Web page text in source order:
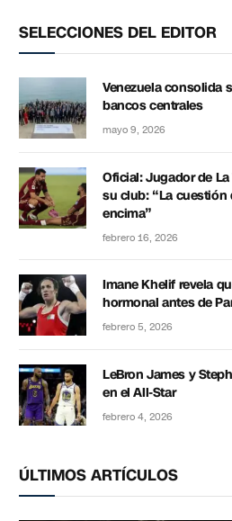
SELECCIONES DEL EDITOR
Venezuela consolida
bancos centrales
mayo 9, 2026
Oficial: Jugador de
su club: “La
encima”
febrero 16, 2026
Imane Khelif revela
hormonal antes de
febrero 5, 2026
LeBron James y
en el All-Star
febrero 4, 2026
ÚLTIMOS ARTÍCULOS